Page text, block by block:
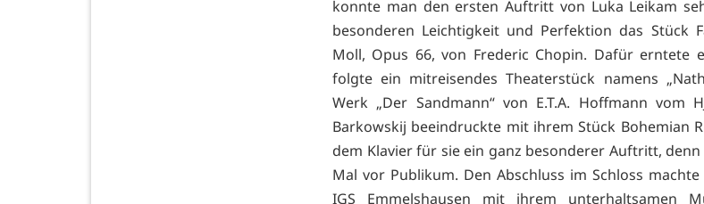
konnte man den ersten Auftritt von Luka Leikam
besonderen Leichtigkeit und Perfektion das Stück
Moll, Opus 66, von Frederic Chopin. Dafür erntete
folgte ein mitreisendes Theaterstück namens
Werk „Der Sandmann“ von E.T.A. Hoffmann vom
Barkowskij beeindruckte mit ihrem Stück Bohemian
dem Klavier für sie ein ganz besonderer Auftritt,
Mal vor Publikum. Den Abschluss im Schloss
IGS Emmelshausen mit ihrem unterhaltsamen